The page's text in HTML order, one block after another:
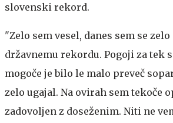
slovenski rekord.
"Zelo sem vesel, danes sem se
državnemu rekordu. Pogoji za tek
mogoče je bilo le malo preveč
zelo ugajal. Na ovirah sem tekoče
zadovoljen z doseženim. Niti ne